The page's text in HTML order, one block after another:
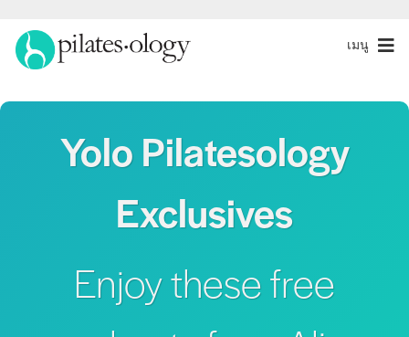
เมนู
Yolo Pilatesology
Exclusives
Enjoy these free